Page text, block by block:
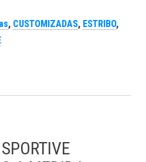
, CUSTOMIZADAS, ESTRIBO,